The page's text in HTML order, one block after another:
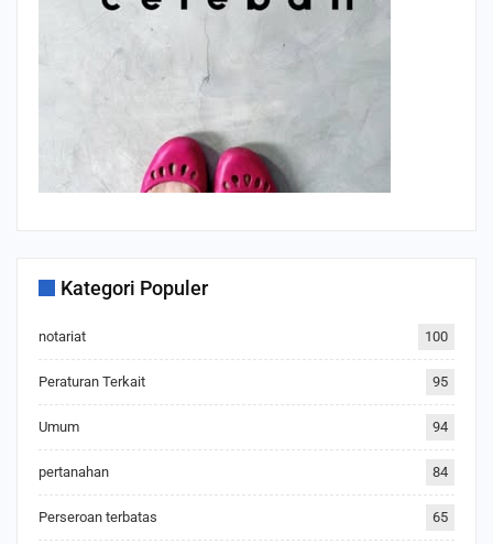
Kategori Populer
notariat 100
Peraturan Terkait 95
Umum 94
pertanahan 84
Perseroan terbatas 65